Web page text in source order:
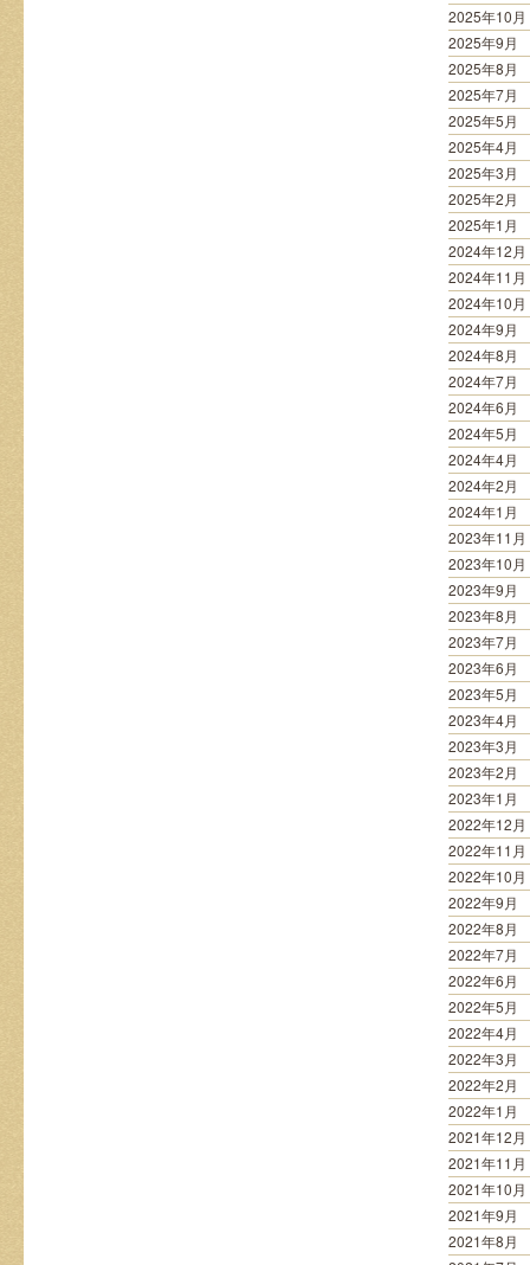
2025年10月
2025年9月
2025年8月
2025年7月
2025年5月
2025年4月
2025年3月
2025年2月
2025年1月
2024年12月
2024年11月
2024年10月
2024年9月
2024年8月
2024年7月
2024年6月
2024年5月
2024年4月
2024年2月
2024年1月
2023年11月
2023年10月
2023年9月
2023年8月
2023年7月
2023年6月
2023年5月
2023年4月
2023年3月
2023年2月
2023年1月
2022年12月
2022年11月
2022年10月
2022年9月
2022年8月
2022年7月
2022年6月
2022年5月
2022年4月
2022年3月
2022年2月
2022年1月
2021年12月
2021年11月
2021年10月
2021年9月
2021年8月